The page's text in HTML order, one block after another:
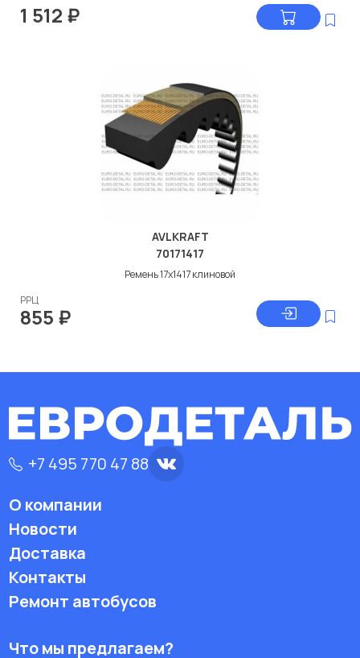
1 512 ₽
AVLKRAFT
70171417
Ремень 17x1417 клиновой
РРЦ
855 ₽
+7 495 770 47 88
О компании
Новости
Доставка
Контакты
Ремонт автобусов
Что мы предлагаем?